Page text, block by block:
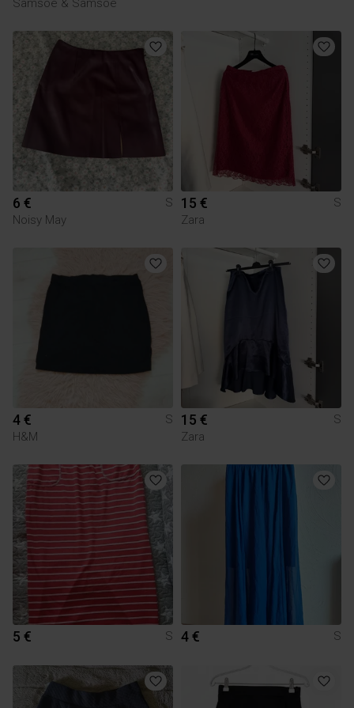
Samsoe & Samsoe
6 €
S
Noisy May
15 €
S
Zara
4 €
S
H&M
15 €
S
Zara
5 € S 4 € S